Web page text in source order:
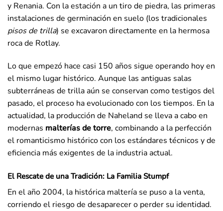
y Renania. Con la estación a un tiro de piedra, las primeras
instalaciones de germinación en suelo (los tradicionales
pisos de trilla) se excavaron directamente en la hermosa
roca de Rotlay.
Lo que empezó hace casi 150 años sigue operando hoy en
el mismo lugar histórico. Aunque las antiguas salas
subterráneas de trilla aún se conservan como testigos del
pasado, el proceso ha evolucionado con los tiempos. En la
actualidad, la producción de Naheland se lleva a cabo en
modernas malterías de torre, combinando a la perfección
el romanticismo histórico con los estándares técnicos y de
eficiencia más exigentes de la industria actual.
El Rescate de una Tradición: La Familia Stumpf
En el año 2004, la histórica maltería se puso a la venta,
corriendo el riesgo de desaparecer o perder su identidad.